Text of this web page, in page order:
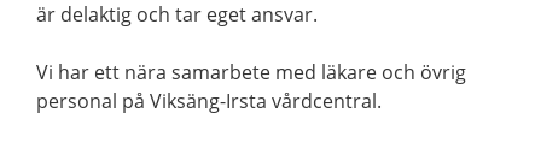
är delaktig och tar eget ansvar.
Vi har ett nära samarbete med läkare och övrig
personal på Viksäng-Irsta vårdcentral.